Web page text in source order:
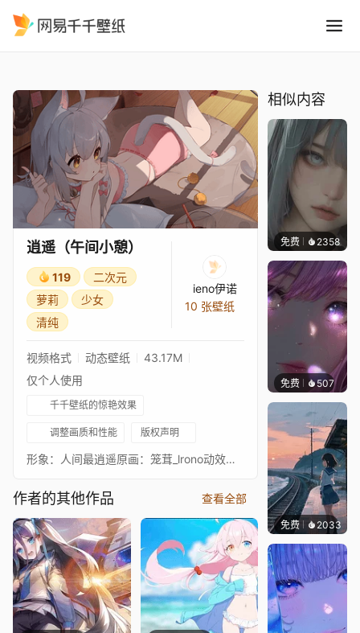
逍遥（午间小憩）
119
二次元
萝莉
少女
清纯
ieno伊诺
10 张壁纸
视频格式 动态壁纸
43.17M
仅个人使用
千千壁纸的惊艳效果
调整画质和性能 版权声明
形象：人间最逍遥原画：笼茸_lrono动效：Ieno伊诺_Official----------------------------------------------------------https://www.bilibili.com/video/BV1iw411Y772/?spm_id_from=333.999.0.0&vd_source=3b1514348fbaccdbf05d036316a84d64
作者的其他作品 查看全部
相似内容
免费 2358辰东
免费 507辰东
免费 2033辰东